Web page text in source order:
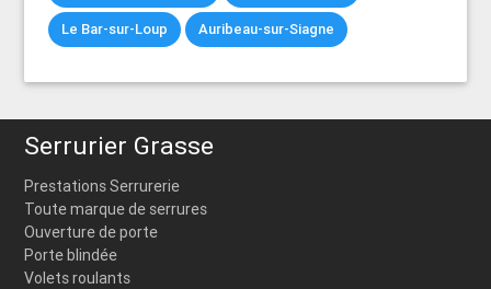
Le Bar-sur-Loup Auribeau-sur-Siagne
Serrurier Grasse
Prestations Serrurerie
Toute marque de serrures
Ouverture de porte
Porte blindée
Volets roulants